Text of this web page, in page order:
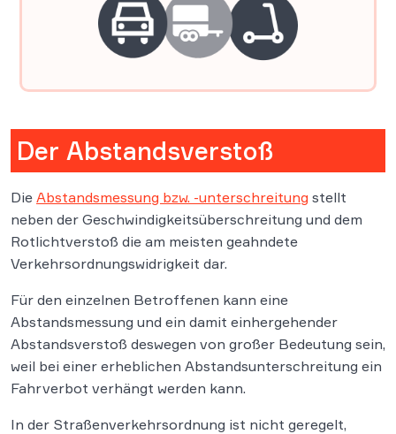
Der Abstandsverstoß
Die Abstandsmessung bzw. -unterschreitung stellt
neben der Geschwindigkeitsüberschreitung und dem
Rotlichtverstoß die am meisten geahndete
Verkehrsordnungswidrigkeit dar.
Für den einzelnen Betroffenen kann eine
Abstandsmessung und ein damit einhergehender
Abstandsverstoß deswegen von großer Bedeutung sein,
weil bei einer erheblichen Abstandsunterschreitung ein
Fahrverbot verhängt werden kann.
In der Straßenverkehrsordnung ist nicht geregelt,